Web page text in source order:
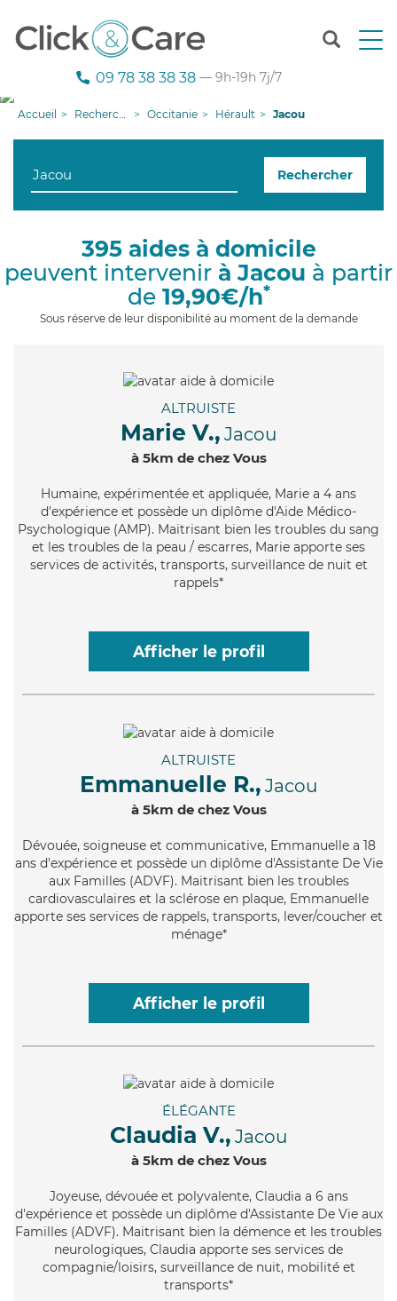
T
n
g
i
09 78 38 38 38 — 9h-19h 7j/7
Accueil Recherche aide à domicile Occitanie Hérault Jacou
Rechercher
395 aides à domicile
peuvent intervenir à Jacou à partir
de 19,90€/h*
Sous réserve de leur disponibilité au moment de la demande
ALTRUISTE
Marie V., Jacou
à 5km de chez Vous
Humaine, expérimentée et appliquée, Marie a 4 ans
d'expérience et possède un diplôme d'Aide Médico-
Psychologique (AMP). Maitrisant bien les troubles du sang
et les troubles de la peau / escarres, Marie apporte ses
services de activités, transports, surveillance de nuit et
rappels*
Afficher le profil
ALTRUISTE
Emmanuelle R., Jacou
à 5km de chez Vous
Dévouée, soigneuse et communicative, Emmanuelle a 18
ans d'expérience et possède un diplôme d'Assistante De Vie
aux Familles (ADVF). Maitrisant bien les troubles
cardiovasculaires et la sclérose en plaque, Emmanuelle
apporte ses services de rappels, transports, lever/coucher et
ménage*
Afficher le profil
ÉLÉGANTE
Claudia V., Jacou
à 5km de chez Vous
Joyeuse, dévouée et polyvalente, Claudia a 6 ans
d'expérience et possède un diplôme d'Assistante De Vie aux
Familles (ADVF). Maitrisant bien la démence et les troubles
neurologiques, Claudia apporte ses services de
compagnie/loisirs, surveillance de nuit, mobilité et
transports*